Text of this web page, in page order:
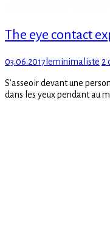
The eye contact
Posted
03.06.2017 Author
leminimaliste 2
S’asseoir devant une
dans les yeux pendant au